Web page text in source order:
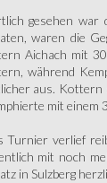
gesehen
waren die
Aichach mit
während
aus. Kottern
mit einem
Turnier verlief
mit noch
in Sulzberg